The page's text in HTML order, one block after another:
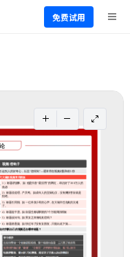
免费试用